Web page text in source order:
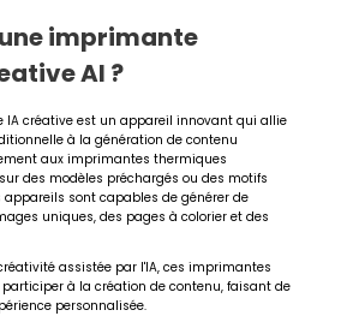
imprimante
AI ?
IA créative est un appareil innovant qui allie
à la génération de contenu
aux imprimantes thermiques
des modèles préchargés ou des motifs
sont capables de générer de
uniques, des pages à colorier et des
assistée par l'IA, ces imprimantes
à la création de contenu, faisant de
personnalisée.